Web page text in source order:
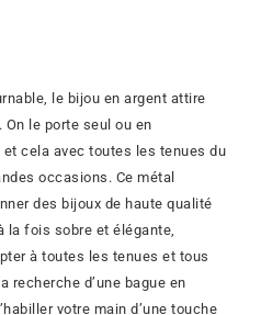
le bijou en argent attire
le porte seul ou en
cela avec toutes les tenues du
occasions. Ce métal
des bijoux de haute qualité
la fois sobre et élégante,
à toutes les tenues et tous
recherche d’une bague en
votre main d’une touche